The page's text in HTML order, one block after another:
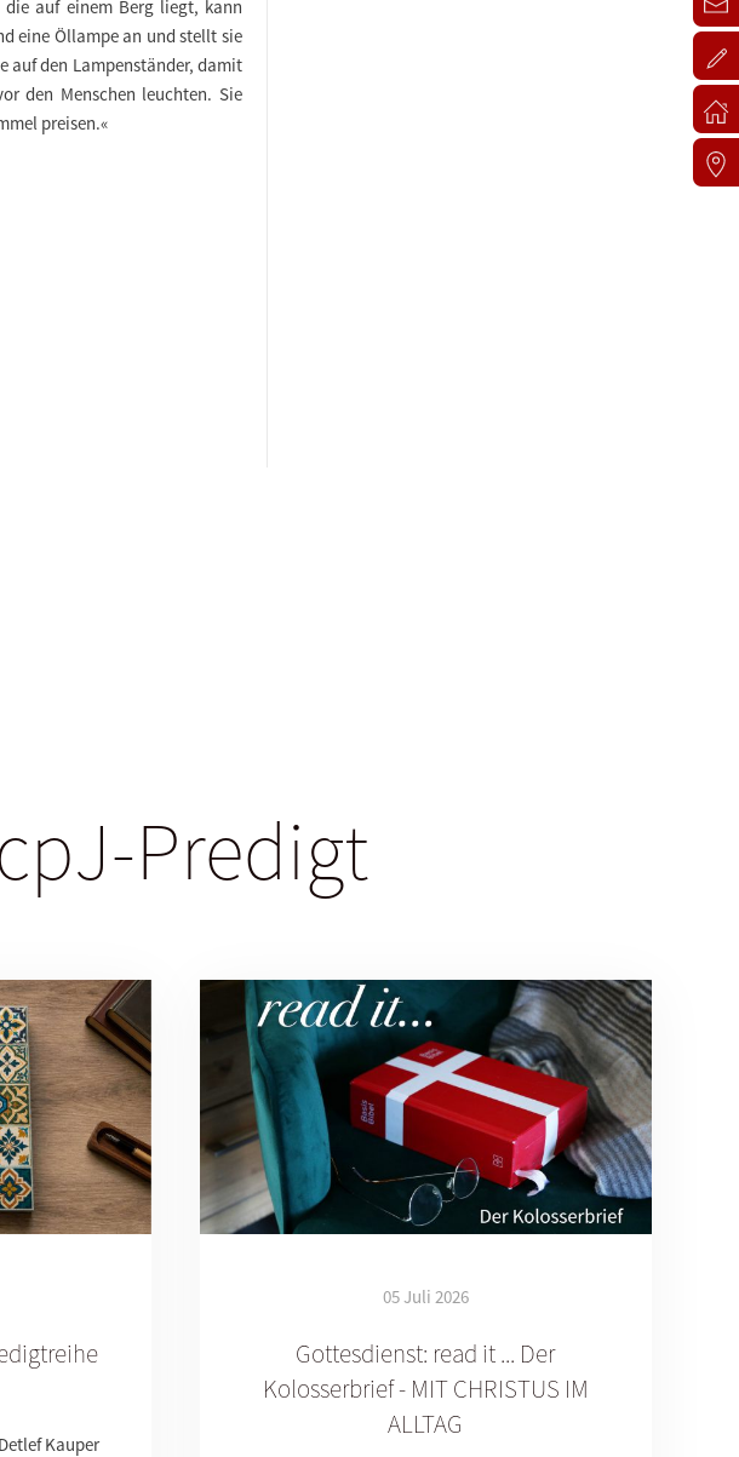
die auf einem Berg liegt, kann
eine Öllampe an und stellt sie
auf den Lampenständer,damit
den Menschen leuchten.Sie
preisen.«
Predigt
Kauper
05 Juli 2026
Gottesdienst: read it ... Der
Kolosserbrief - MIT CHRISTUS IM
ALLTAG